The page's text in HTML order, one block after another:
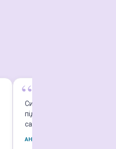
Систематизував власні
підходи й побачив нові
сайту держстату — раніше
АНАЛІЗ РИНКУ ПРАЦІ